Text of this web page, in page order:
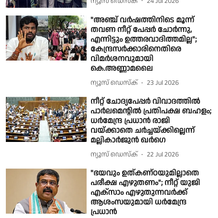
"അഞ്ച് വർഷത്തിനിടെ മൂന്ന്
തവണ നീറ്റ് പേപ്പർ ചോർന്നു,
എന്നിട്ടും ഉത്തരവാദിത്തമില്ല";
കേന്ദ്രസർക്കാരിനെതിരെ
വിമർശനവുമായി
കെ.അണ്ണാമലൈ
ന്യൂസ് ഡെസ്ക് 23 Jul 2026
നീറ്റ് ചോദ്യപേപ്പർ വിവാദത്തിൽ
പാർലമെൻ്റിൽ പ്രതിപക്ഷ ബഹളം;
ധർമേന്ദ്ര പ്രധാൻ രാജി
വയ്ക്കാതെ ചർച്ചയ്ക്കില്ലെന്ന്
മല്ലികാർജുൻ ഖർഗെ
ന്യൂസ് ഡെസ്ക് 22 Jul 2026
"ഭയവും ഉത്കണ്ഠയുമില്ലാതെ
പരീക്ഷ എഴുതണം"; നീറ്റ് യുജി
എക്സാം എഴുതുന്നവർക്ക്
ആശംസയുമായി ധർമേന്ദ്ര
പ്രധാൻ